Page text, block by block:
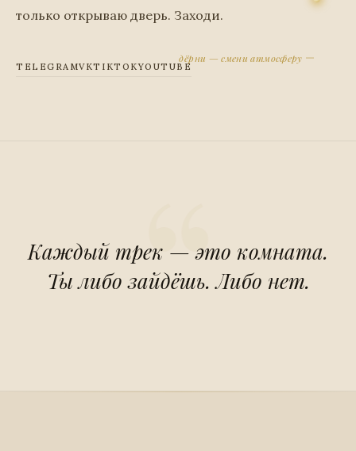
дёрни — смени атмосферу
только открываю дверь. Заходи.
TELEGRAMVKTIKTOKYOUTUBE
Каждый трек — это комната.
Ты либо зайдёшь. Либо нет.